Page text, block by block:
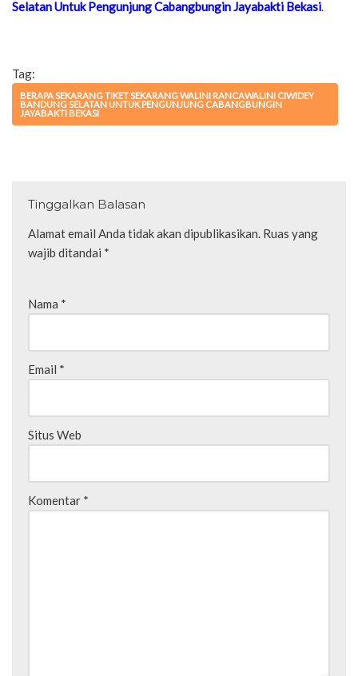
Selatan Untuk Pengunjung Cabangbungin Jayabakti Bekasi.
Tag:
BERAPA SEKARANG TIKET SEKARANG WALINI RANCAWALINI CIWIDEY
BANDUNG SELATAN UNTUK PENGUNJUNG CABANGBUNGIN
JAYABAKTI BEKASI
Tinggalkan Balasan
Alamat email Anda tidak akan dipublikasikan. Ruas yang
wajib ditandai *
Nama *
Email *
Situs Web
Komentar *